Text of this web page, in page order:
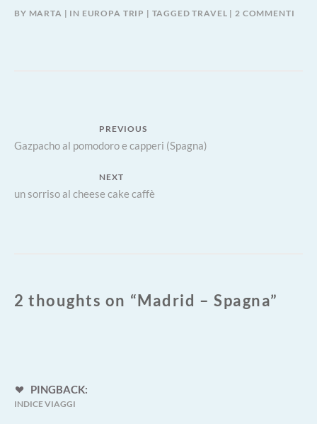
BY MARTA IN EUROPA TRIP TAGGEDTRAVEL 2 COMMENTI
Navigazione
articoli
PREVIOUS
Previous
Gazpacho al pomodoro e capperi (Spagna)
NEXT
Next
un sorriso al cheese cake caffè
2 thoughts on “Madrid – Spagna”
PINGBACK:
INDICE VIAGGI